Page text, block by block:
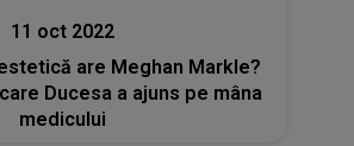
11 oct 2022
are Meghan Markle?
Ducesa a ajuns pe mâna
medicului